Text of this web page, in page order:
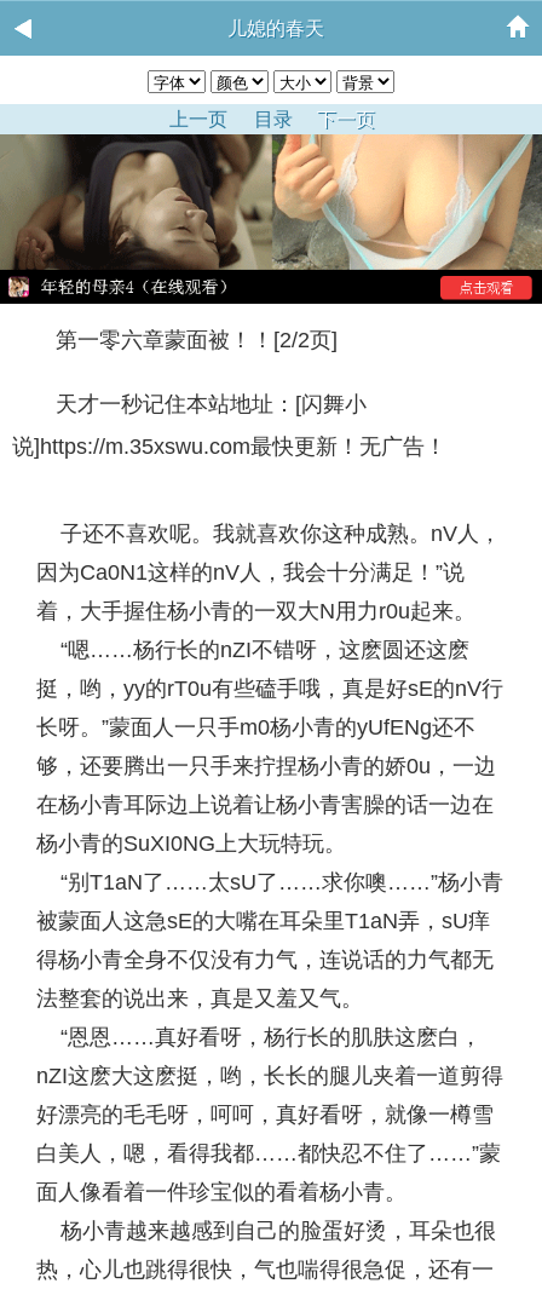
儿媳的春天
上一页 目录 下一页
第一零六章蒙面被！！[2/2页]
天才一秒记住本站地址：[闪舞小
说]https://m.35xswu.com最快更新！无广告！
子还不喜欢呢。我就喜欢你这种成熟。nV人，
因为Ca0N1这样的nV人，我会十分满足！”说
着，大手握住杨小青的一双大N用力r0u起来。
“嗯……杨行长的nZI不错呀，这麽圆还这麽
挺，哟，yy的rT0u有些磕手哦，真是好sE的nV行
长呀。”蒙面人一只手m0杨小青的yUfENg还不
够，还要腾出一只手来拧捏杨小青的娇0u，一边
在杨小青耳际边上说着让杨小青害臊的话一边在
杨小青的SuXI0NG上大玩特玩。
“别T1aN了……太sU了……求你噢……”杨小青
被蒙面人这急sE的大嘴在耳朵里T1aN弄，sU痒
得杨小青全身不仅没有力气，连说话的力气都无
法整套的说出来，真是又羞又气。
“恩恩……真好看呀，杨行长的肌肤这麽白，
nZI这麽大这麽挺，哟，长长的腿儿夹着一道剪得
好漂亮的毛毛呀，呵呵，真好看呀，就像一樽雪
白美人，嗯，看得我都……都快忍不住了……”蒙
面人像看着一件珍宝似的看着杨小青。
杨小青越来越感到自己的脸蛋好烫，耳朵也很
热，心儿也跳得很快，气也喘得很急促，还有一